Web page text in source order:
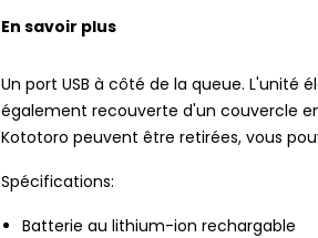
En savoir plus
Un port USB à côté de la queue. L'unité
également recouverte d'un couvercle
Kototoro peuvent être retirées, vous
Spécifications:
Batterie au lithium-ion rechargable